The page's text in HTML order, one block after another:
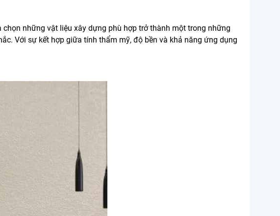
những vật liệu xây dựng phù hợp trở thành một trong những
Với sự kết hợp giữa tính thẩm mỹ, độ bền và khả năng ứng dụng